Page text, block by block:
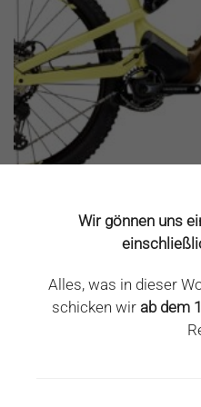
E-MTB INSTINCT
5.999,00€ 9.900,00 €
inkl. MwSt.
Wir gönnen uns
Alles, was in dieser
schicken wir ab dem